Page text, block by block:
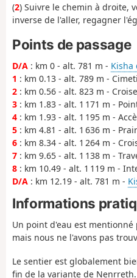
(2) Suivre le chemin à droite,
inverse de l'aller, regagner
Points de passage
D/A : km 0 - alt. 781 m - Kisha
1 : km 0.13 - alt. 789 m -
2 : km 0.56 - alt. 823 m -
3 : km 1.83 - alt. 1 171 m -
4 : km 1.93 - alt. 1 195 m -
5 : km 4.81 - alt. 1 636 m -
6 : km 8.34 - alt. 1 264 m -
7 : km 9.65 - alt. 1 138 m -
8 : km 10.49 - alt. 1 119 m -
D/A : km 12.19 - alt. 781 m -
Informations
Un point d'eau est
mais nous ne l'avons pas
Le sentier est globalement
fin de la variante de Nenrreth.